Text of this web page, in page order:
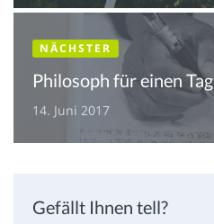
NÄCHSTER
Philosoph für einen Tag
14. Juni 2017
Gefällt Ihnen tell?